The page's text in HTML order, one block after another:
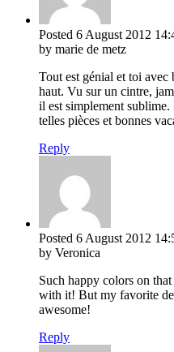
Posted 6 August 2012
by marie de metz
Tout est génial et toi avec
haut. Vu sur un cintre,
il est simplement
telles pièces et bonnes
Reply
Posted 6 August 2012
by Veronica
Such happy colors on
with it! But my favorite
awesome!
Reply